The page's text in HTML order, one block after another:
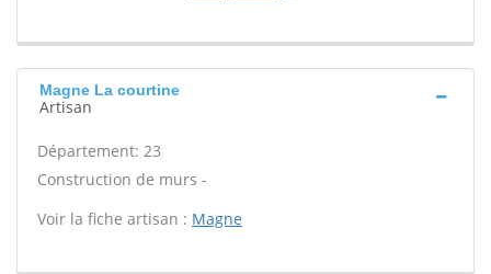
Magne La courtine
Artisan
Département: 23
Construction de murs -
Voir la fiche artisan : Magne